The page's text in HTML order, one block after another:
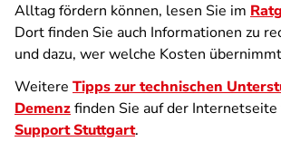
Alltag fördern können, lesen Sie im
Dort finden Sie auch Informationen zu
und dazu, wer welche Kosten
Weitere Tipps zur technischen
Demenzfinden Sie auf der Internetseite
Support Stuttgart.